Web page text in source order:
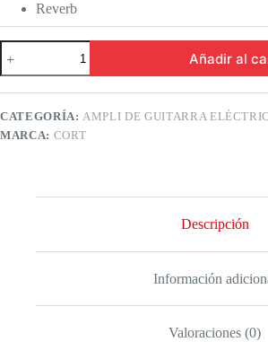
Reverb
Cort
CM15R-
BK
Amplificador
1X8"
cantidad
Añadir al
CATEGORÍA:AMPLI DE GUITARRA
MARCA: CORT
Descripción
Información
Valoraciones (0)